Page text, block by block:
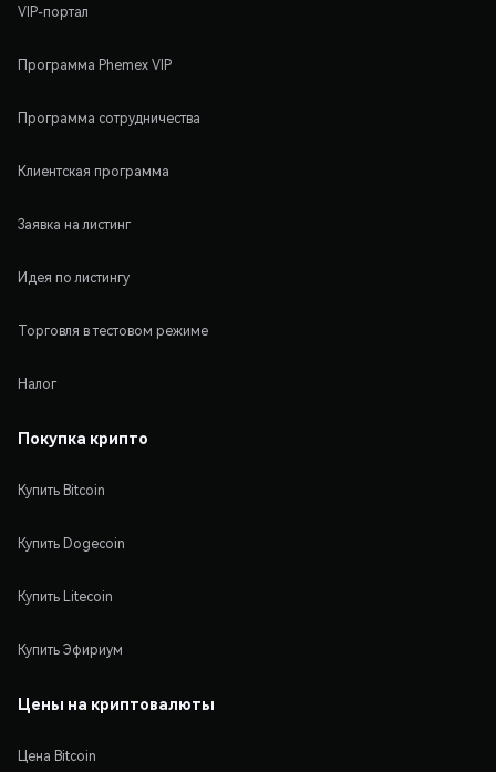
VIP-портал
Программа Phemex VIP
Программа сотрудничества
Клиентская программа
Заявка на листинг
Идея по листингу
Торговля в тестовом режиме
Налог
Покупка крипто
Купить Bitcoin
Купить Dogecoin
Купить Litecoin
Купить Эфириум
Цены на криптовалюты
Цена Bitcoin